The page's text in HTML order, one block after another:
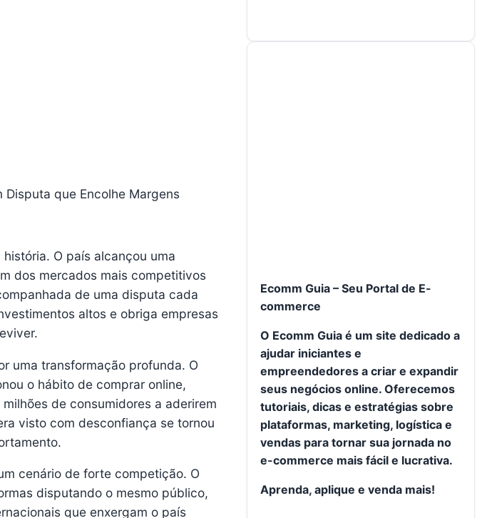
Disputa que Encolhe Margens
O país alcançou uma
dos mercados mais competitivos
de uma disputa cada
altos e obriga empresas
uma transformação profunda. O
o hábito de comprar online,
de consumidores a aderirem
visto com desconfiança se tornou
cenário de forte competição. O
disputando o mesmo público,
que enxergam o país
Ecomm Guia – Seu Portal de E-
commerce
O Ecomm Guia é um site dedicado a
ajudar iniciantes e
empreendedores a criar e expandir
seus negócios online. Oferecemos
tutoriais, dicas e estratégias sobre
plataformas, marketing, logística e
vendas para tornar sua jornada no
e-commerce mais fácil e lucrativa.
Aprenda, aplique e venda mais!